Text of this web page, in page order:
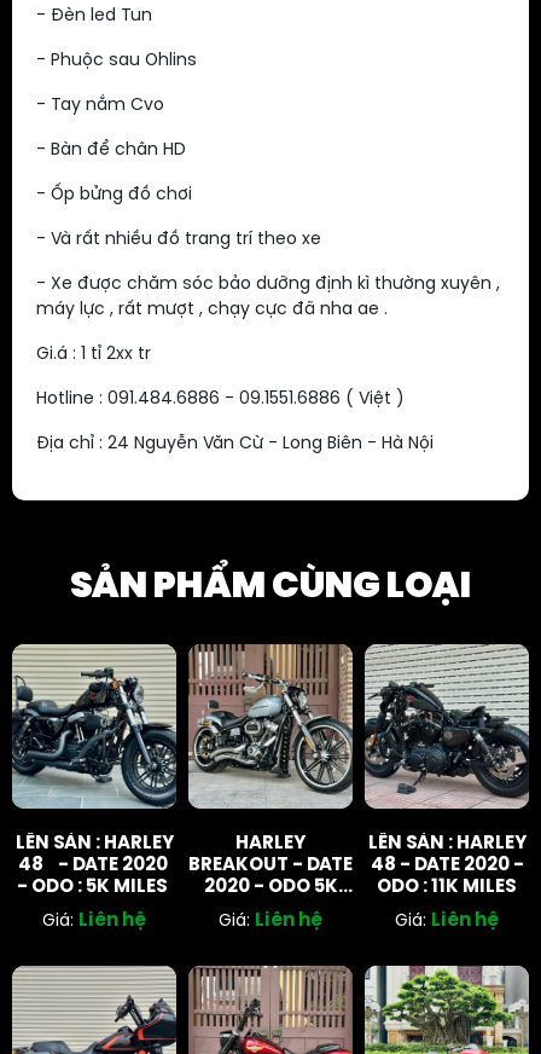
- Đèn led Tun
- Phuộc sau Ohlins
- Tay nắm Cvo
- Bàn để chân HD
- Ốp bửng đồ chơi
- Và rất nhiều đồ trang trí theo xe
- Xe được chăm sóc bảo dưỡng định kì thường xuyên ,
máy lực , rất mượt , chạy cực đã nha ae .
Gi.á : 1 tỉ 2xx tr
Hotline : 091.484.6886 - 09.1551.6886 ( Việt )
Địa chỉ : 24 Nguyễn Văn Cừ - Long Biên - Hà Nội
SẢN PHẨM CÙNG LOẠI
LÊN SÀN : HARLEY
48 - DATE 2020
- ODO : 5K MILES
Giá: Liên hệ
HARLEY
BREAKOUT - DATE
2020 - ODO 5K
MILES
Giá: Liên hệ
LÊN SÀN : HARLEY
48 - DATE 2020 -
ODO : 11K MILES
Giá: Liên hệ